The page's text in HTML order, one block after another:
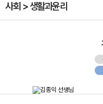
사회 > 생활과윤리